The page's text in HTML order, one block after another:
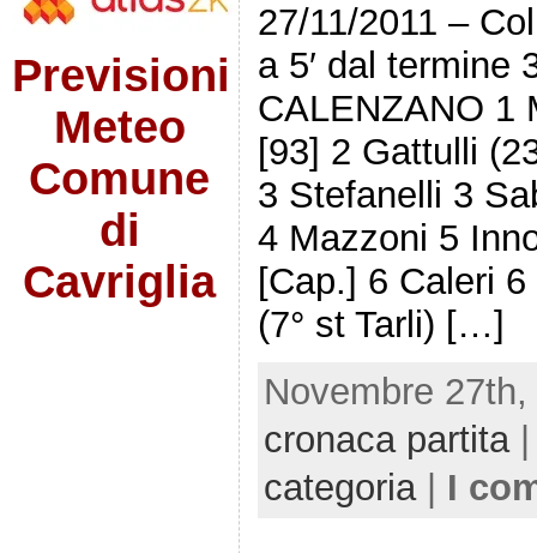
Previsioni
Meteo
Comune
di
Cavriglia
27/11/2011 –
a 5′ dal termine
CALENZANO 1
[93] 2 Gattulli
3 Stefanelli 3
4 Mazzoni 5
[Cap.] 6 Caleri
(7° st Tarli) […]
Novembre
cronaca partita|
categoria| I